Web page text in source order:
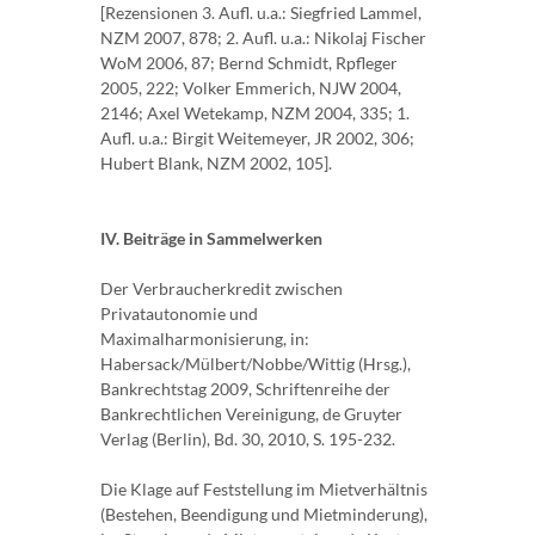
[Rezensionen 3. Aufl. u.a.: Siegfried Lammel,
NZM 2007, 878; 2. Aufl. u.a.: Nikolaj Fischer
WoM 2006, 87; Bernd Schmidt, Rpfleger
2005, 222; Volker Emmerich, NJW 2004,
2146; Axel Wetekamp, NZM 2004, 335; 1.
Aufl. u.a.: Birgit Weitemeyer, JR 2002, 306;
Hubert Blank, NZM 2002, 105].
IV. Beiträge in Sammelwerken
Der Verbraucherkredit zwischen
Privatautonomie und
Maximalharmonisierung, in:
Habersack/Mülbert/Nobbe/Wittig (Hrsg.),
Bankrechtstag 2009, Schriftenreihe der
Bankrechtlichen Vereinigung, de Gruyter
Verlag (Berlin), Bd. 30, 2010, S. 195-232.
Die Klage auf Feststellung im Mietverhältnis
(Bestehen, Beendigung und Mietminderung),